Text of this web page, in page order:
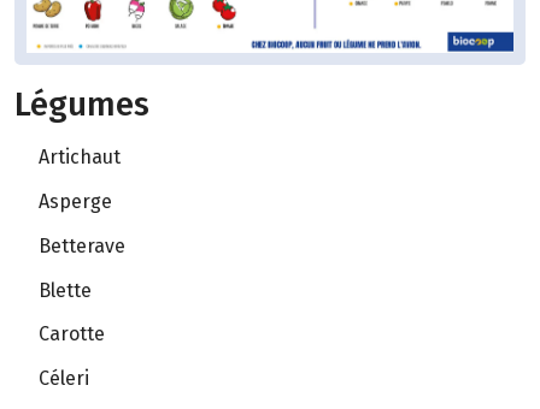
Légumes
Artichaut
Asperge
Betterave
Blette
Carotte
Céleri